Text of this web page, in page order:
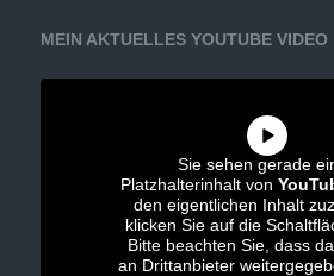
MEIN AKTUELLES YOUTUBE VIDEO
Sie sehen gerade
Platzhalterinhalt von
den eigentlichen Inhalt
klicken Sie auf die
Bitte beachten Sie, dass
an Drittanbieter